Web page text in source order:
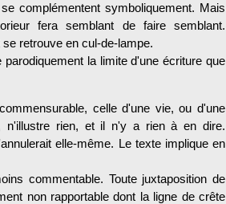
complémentent symboliquement. Mais
fera semblant de faire semblant.
retrouve en cul-de-lampe.
la limite d'une écriture que
celle d'une vie, ou d'une
n'illustre rien, et il n'y a rien à en dire.
elle-même. Le texte implique en
commentable. Toute juxtaposition de
non rapportable dont la ligne de crête